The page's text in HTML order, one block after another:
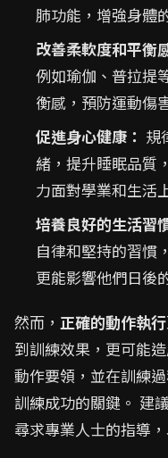
肺功能，增強身體
改善柔軟度和平衡
例如瑜伽、普拉提
衡感，預防運動傷
促進身心健康： 規
緒，提升睡眠品質
力面對學業和生活
培養良好的生活習
自律和堅持的習慣
更能影響他們日後
然而， 正確的動作執行
到訓練效果，更可能
動作要領，並在訓練
訓練成功的關鍵。 建
尋求專業人士的指導